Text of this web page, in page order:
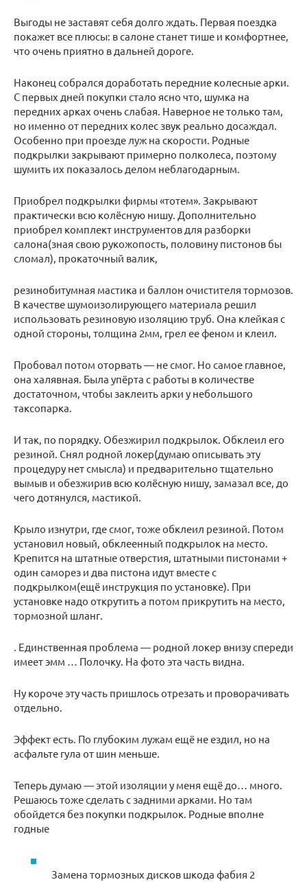
Выгоды не заставят себя долго ждать. Первая поездка
покажет все плюсы: в салоне станет тише и комфортнее,
что очень приятно в дальней дороге.
Наконец собрался доработать передние колесные арки.
С первых дней покупки стало ясно что, шумка на
передних арках очень слабая. Наверное не только там,
но именно от передних колес звук реально досаждал.
Особенно при проезде луж на скорости. Родные
подкрылки закрывают примерно полколеса, поэтому
шумить их показалось делом неблагодарным.
Приобрел подкрылки фирмы «тотем». Закрывают
практически всю колёсную нишу. Дополнительно
приобрел комплект инструментов для разборки
салона(зная свою рукожопость, половину пистонов бы
сломал), прокаточный валик,
резинобитумная мастика и баллон очистителя тормозов.
В качестве шумоизолирующего материала решил
использовать резиновую изоляцию труб. Она клейкая с
одной стороны, толщина 2мм, грел ее феном и клеил.
Пробовал потом оторвать — не смог. Но самое главное,
она халявная. Была упёрта с работы в количестве
достаточном, чтобы заклеить арки у небольшого
таксопарка.
И так, по порядку. Обезжирил подкрылок. Обклеил его
резиной. Снял родной локер(думаю описывать эту
процедуру нет смысла) и предварительно тщательно
вымыв и обезжирив всю колёсную нишу, замазал все, до
чего дотянулся, мастикой.
Крыло изнутри, где смог, тоже обклеил резиной. Потом
установил новый, обклеенный подкрылок на место.
Крепится на штатные отверстия, штатными пистонами +
один саморез и два пистона идут вместе с
подкрылком(ещё инструкция по установке). При
установке надо открутить а потом прикрутить на место,
тормозной шланг.
. Единственная проблема — родной локер внизу спереди
имеет эмм … Полочку. На фото эта часть видна.
Ну короче эту часть пришлось отрезать и проворачивать
отдельно.
Эффект есть. По глубоким лужам ещё не ездил, но на
асфальте гула от шин меньше.
Теперь думаю — этой изоляции у меня ещё до… много.
Решаюсь тоже сделать с задними арками. Но там
обойдется без покупки подкрылок. Родные вполне
годные
Замена тормозных дисков шкода фабия 2